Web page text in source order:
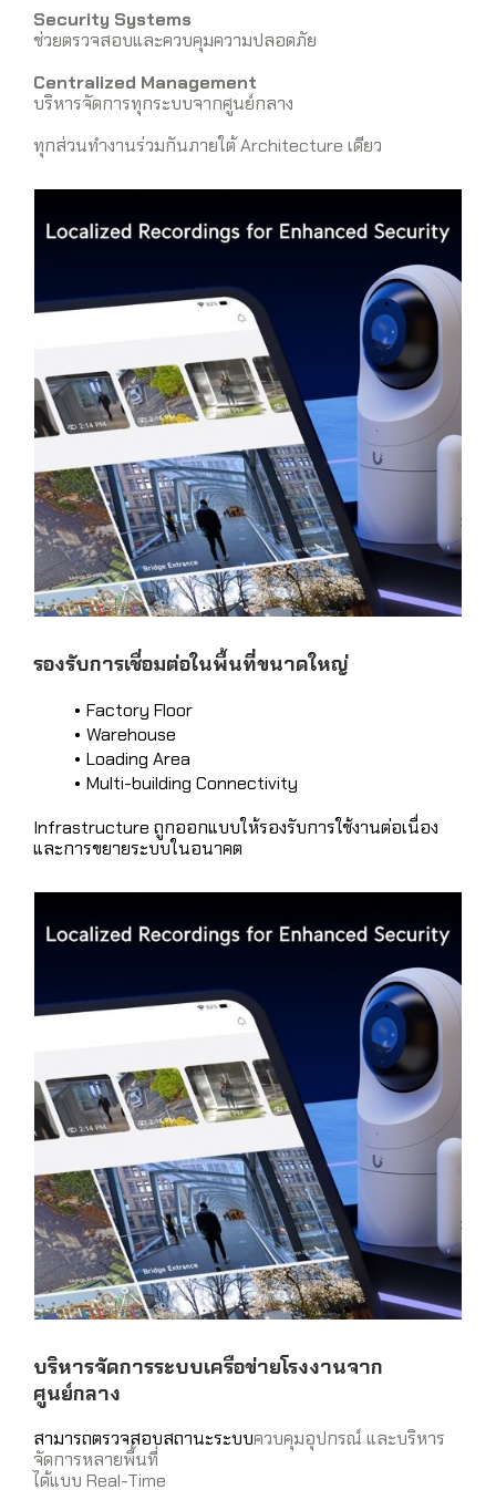
Security Systems
ช่วยตรวจสอบและควบคุมความปลอดภัย
Centralized Management
บริหารจัดการทุกระบบจากศูนย์กลาง
ทุกส่วนทำงานร่วมกันภายใต้ Architecture เดียว
รองรับการเชื่อมต่อในพื้นที่ขนาดใหญ่
Factory Floor
Warehouse
Loading Area
Multi-building Connectivity
Infrastructure ถูกออกแบบให้รองรับการใช้งานต่อเนื่อง
และการขยายระบบในอนาคต
บริหารจัดการระบบเครือข่ายโรงงานจาก
ศูนย์กลาง
สามารถตรวจสอบสถานะระบบควบคุมอุปกรณ์ และบริหาร
จัดการหลายพื้นที่
ได้แบบ Real-Time